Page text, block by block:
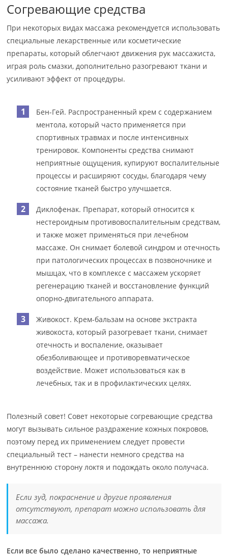
Согревающие средства
При некоторых видах массажа рекомендуется использовать
специальные лекарственные или косметические
препараты, который облегчают движения рук массажиста,
играя роль смазки, дополнительно разогревают ткани и
усиливают эффект от процедуры.
Бен-Гей. Распространенный крем с содержанием
ментола, который часто применяется при
спортивных травмах и после интенсивных
тренировок. Компоненты средства снимают
неприятные ощущения, купируют воспалительные
процессы и расширяют сосуды, благодаря чему
состояние тканей быстро улучшается.
Диклофенак. Препарат, который относится к
нестероидным противовоспалительным средствам,
и также может применяться при лечебном
массаже. Он снимает болевой синдром и отечность
при патологических процессах в позвоночнике и
мышцах, что в комплексе с массажем ускоряет
регенерацию тканей и восстановление функций
опорно-двигательного аппарата.
Живокост. Крем-бальзам на основе экстракта
живокоста, который разогревает ткани, снимает
отечность и воспаление, оказывает
обезболивающее и противоревматическое
воздействие. Может использоваться как в
лечебных, так и в профилактических целях.
Полезный совет! Совет некоторые согревающие средства
могут вызывать сильное раздражение кожных покровов,
поэтому перед их применением следует провести
специальный тест – нанести немного средства на
внутреннюю сторону локтя и подождать около получаса.
Если зуд, покраснение и другие проявления
отсутствуют, препарат можно использовать для
массажа.
Если все было сделано качественно, то неприятные